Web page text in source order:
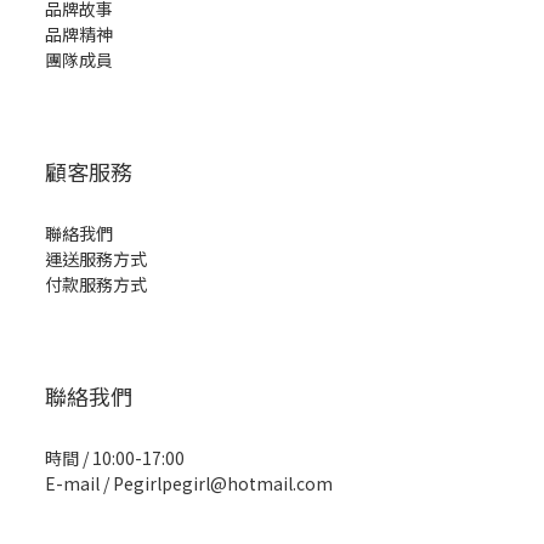
品牌故事
品牌精神
團隊成員
顧客服務
聯絡我們
運送服務方式
付款服務方式
聯絡我們
時間 / 10:00-17:00
E-mail / Pegirlpegirl@hotmail.com